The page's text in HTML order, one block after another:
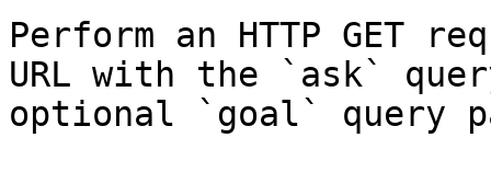
Perform an HTTP GET
URL with the `ask`
optional `goal` query